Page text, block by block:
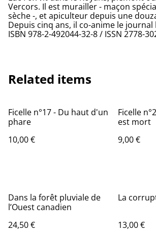
Vercors. Il est murailler - maçon
sèche -, et apiculteur depuis une
Depuis cinq ans, il co-anime le journal
ISBN 978-2-492044-32-8 / ISSN 2778-
Related items
Ficelle n°17 - Du haut d'un
phare
10,00 €
Ficelle
est mort
9,00 €
Dans la forêt pluviale de
l’Ouest canadien
24,50 €
La
13,00 €